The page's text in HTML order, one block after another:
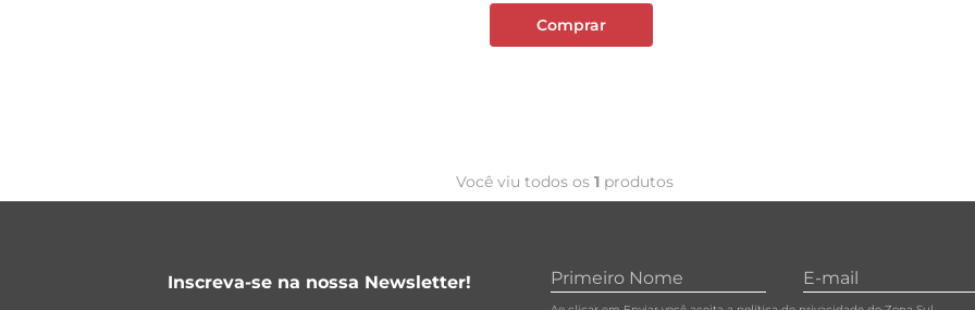
Comprar
Você viu todos os1 produtos
Inscreva-se na nossa Newsletter!